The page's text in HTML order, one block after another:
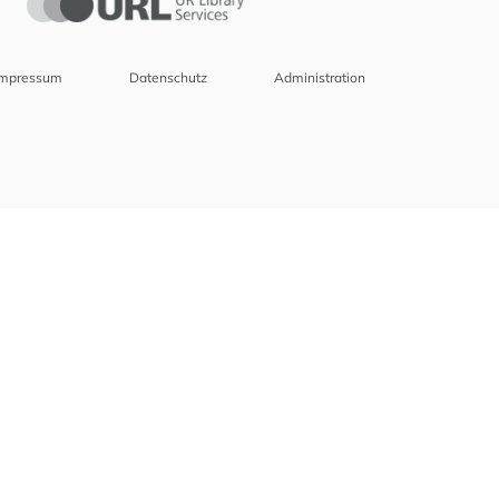
Datenschutz Administration